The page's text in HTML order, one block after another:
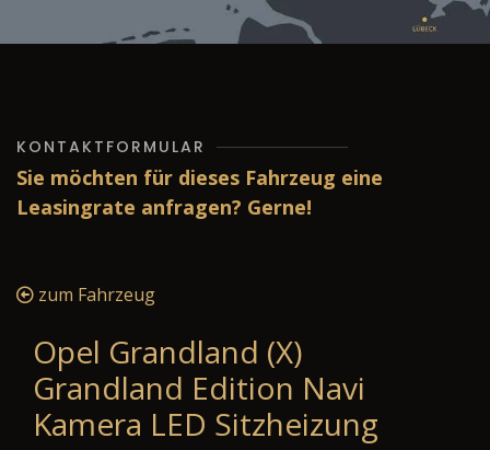
KONTAKTFORMULAR
Sie möchten für dieses Fahrzeug eine
Leasingrate anfragen? Gerne!
zum Fahrzeug
Opel Grandland (X)
Grandland Edition Navi
Kamera LED Sitzheizung